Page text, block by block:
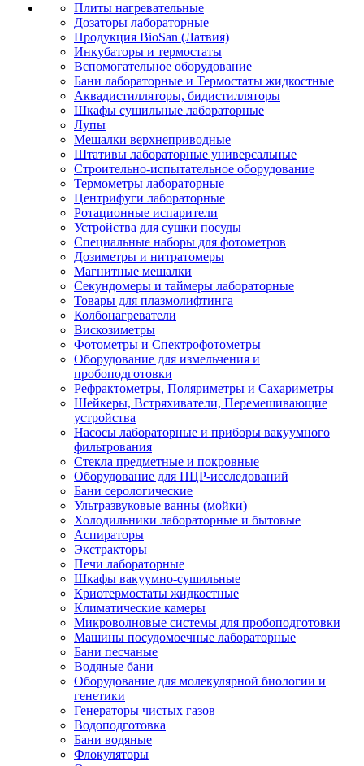
Плиты нагревательные
Дозаторы лабораторные
Продукция BioSan (Латвия)
Инкубаторы и термостаты
Вспомогательное оборудование
Бани лабораторные и Термостаты жидкостные
Аквадистилляторы, бидистилляторы
Шкафы сушильные лабораторные
Лупы
Мешалки верхнеприводные
Штативы лабораторные универсальные
Строительно-испытательное оборудование
Термометры лабораторные
Центрифуги лабораторные
Ротационные испарители
Устройства для сушки посуды
Специальные наборы для фотометров
Дозиметры и нитратомеры
Магнитные мешалки
Секундомеры и таймеры лабораторные
Товары для плазмолифтинга
Колбонагреватели
Вискозиметры
Фотометры и Спектрофотометры
Оборудование для измельчения и
пробоподготовки
Рефрактометры, Поляриметры и Сахариметры
Шейкеры, Встряхиватели, Перемешивающие
устройства
Насосы лабораторные и приборы вакуумного
фильтрования
Стекла предметные и покровные
Оборудование для ПЦР-исследований
Бани серологические
Ультразвуковые ванны (мойки)
Холодильники лабораторные и бытовые
Аспираторы
Экстракторы
Печи лабораторные
Шкафы вакуумно-сушильные
Криотермостаты жидкостные
Климатические камеры
Микроволновые системы для пробоподготовки
Машины посудомоечные лабораторные
Бани песчаные
Водяные бани
Оборудование для молекулярной биологии и
генетики
Генераторы чистых газов
Водоподготовка
Бани водяные
Флокуляторы